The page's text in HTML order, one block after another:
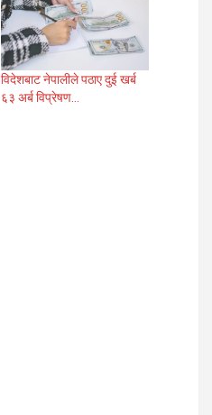
विदेशबाट नेपालीले पठाए दुई खर्ब
६३ अर्ब विप्रेषण…